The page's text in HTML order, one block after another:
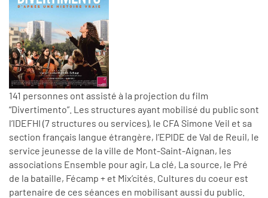
141 personnes ont assisté à la projection du film
“Divertimento”. Les structures ayant mobilisé du public sont
l’IDEFHI (7 structures ou services), le CFA Simone Veil et sa
section français langue étrangère, l’EPIDE de Val de Reuil, le
service jeunesse de la ville de Mont-Saint-Aignan, les
associations Ensemble pour agir, La clé, La source, le Pré
de la bataille, Fécamp + et Mix’cités. Cultures du coeur est
partenaire de ces séances en mobilisant aussi du public.